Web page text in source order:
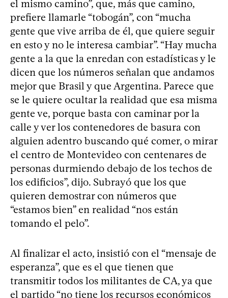
el mismo camino”, que, más que camino,
prefiere llamarle “tobogán”, con “mucha
gente que vive arriba de él, que quiere seguir
en esto y no le interesa cambiar”. “Hay mucha
gente a la que la enredan con estadísticas y le
dicen que los números señalan que andamos
mejor que Brasil y que Argentina. Parece que
se le quiere ocultar la realidad que esa misma
gente ve, porque basta con caminar por la
calle y ver los contenedores de basura con
alguien adentro buscando qué comer, o mirar
el centro de Montevideo con centenares de
personas durmiendo debajo de los techos de
los edificios”, dijo. Subrayó que los que
quieren demostrar con números que
“estamos bien” en realidad “nos están
tomando el pelo”.
Al finalizar el acto, insistió con el “mensaje de
esperanza”, que es el que tienen que
transmitir todos los militantes de CA, ya que
el partido “no tiene los recursos económicos